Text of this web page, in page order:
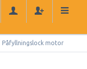
Påfyllningslock motor